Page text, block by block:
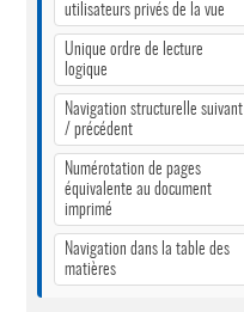
utilisateurs privés de la vue
Unique ordre de lecture
logique
Navigation structurelle suivant
/ précédent
Numérotation de pages
équivalente au document
imprimé
Navigation dans la table des
matières